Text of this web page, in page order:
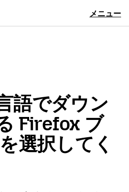
メニュー
語でダウン
Firefox ブ
選択してく